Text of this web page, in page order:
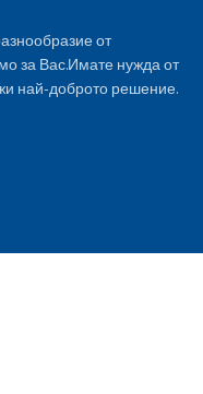
от
за Вас.Имате нужда от
най-доброто решение.